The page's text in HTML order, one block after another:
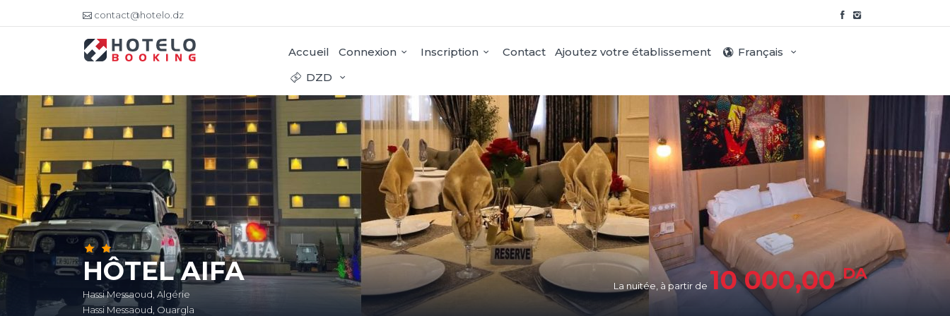
contact@hotelo.dz
Accueil Connexion Inscription Contact Ajoutez votre établissement
Français
DZD
HÔTEL AIFA
Hassi Messaoud, Algérie
Hassi Messaoud, Ouargla
La nuitée, à partir de 10 000,00DA